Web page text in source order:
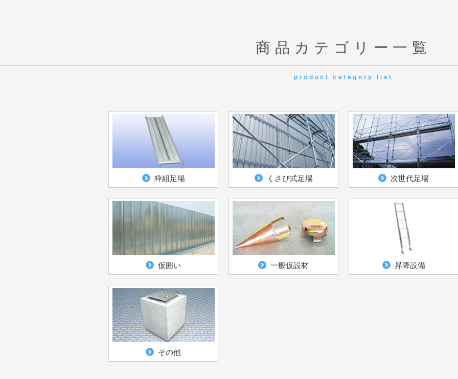
商品カテゴリー一覧
product category list
枠組足場 くさび式足場 次世代足場
仮囲い 一般仮設材 昇降設備
その他